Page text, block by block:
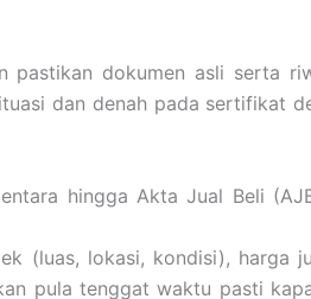
dokumen asli serta
dan denah pada sertifikat
hingga Akta Jual Beli
(luas, lokasi, kondisi), harga
pula tenggat waktu pasti